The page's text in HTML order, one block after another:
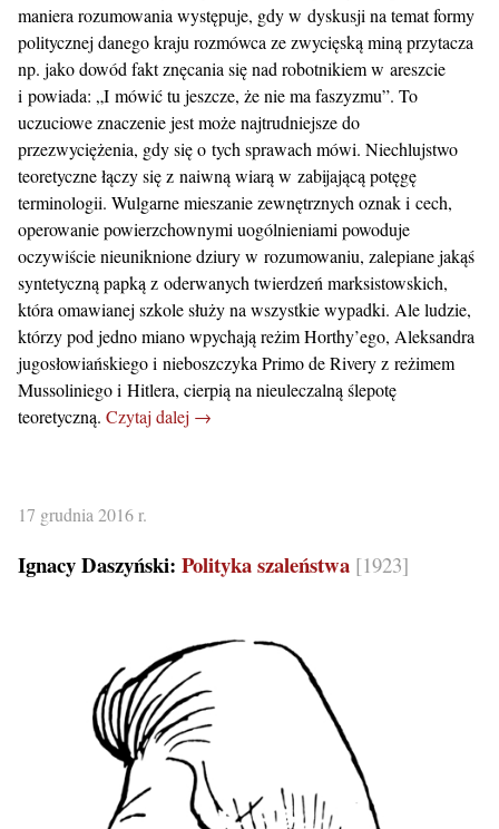
maniera rozumowania występuje, gdy w dyskusji na temat formy
politycznej danego kraju rozmówca ze zwycięską miną przytacza
np. jako dowód fakt znęcania się nad robotnikiem w areszcie
i powiada: „I mówić tu jeszcze, że nie ma faszyzmu”. To
uczuciowe znaczenie jest może najtrudniejsze do
przezwyciężenia, gdy się o tych sprawach mówi. Niechlujstwo
teoretyczne łączy się z naiwną wiarą w zabijającą potęgę
terminologii. Wulgarne mieszanie zewnętrznych oznak i cech,
operowanie powierzchownymi uogólnieniami powoduje
oczywiście nieuniknione dziury w rozumowaniu, zalepiane jakąś
syntetyczną papką z oderwanych twierdzeń marksistowskich,
która omawianej szkole służy na wszystkie wypadki. Ale ludzie,
którzy pod jedno miano wpychają reżim Horthy’ego, Aleksandra
jugosłowiańskiego i nieboszczyka Primo de Rivery z reżimem
Mussoliniego i Hitlera, cierpią na nieuleczalną ślepotę
teoretyczną. Czytaj dalej →
17 grudnia 2016 r.
Ignacy Daszyński: Polityka szaleństwa [1923]